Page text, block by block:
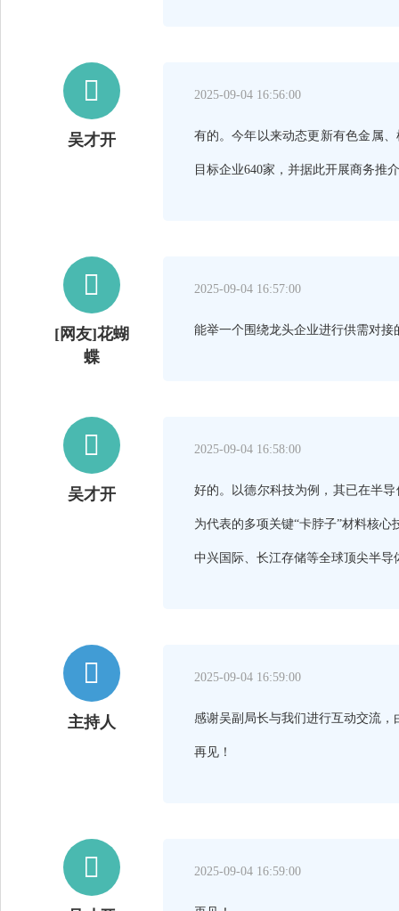

吴才开
2025-09-04 16:56:00
有的。今年以来动态更新有色金属
目标企业640家，并据此开展商务推

[网友]花蝴
蝶
2025-09-04 16:57:00
能举一个围绕龙头企业进行供需对

吴才开
2025-09-04 16:58:00
好的。以德尔科技为例，其已在半
为代表的多项关键“卡脖子”材料核
中兴国际、长江存储等全球顶尖半

主持人
2025-09-04 16:59:00
感谢吴副局长与我们进行互动交流
再见！
 2025-09-04 16:59:00